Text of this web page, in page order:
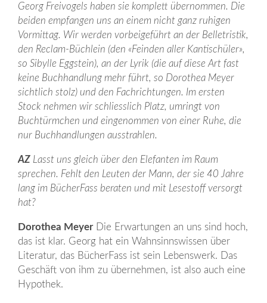
Georg Freivogels haben sie komplett übernommen. Die
beiden empfangen uns an einem nicht ganz ruhigen
Vormittag. Wir werden vorbeigeführt an der Belletristik,
den Reclam-Büchlein (den «Feinden aller Kantischüler»,
so Sibylle Eggstein), an der Lyrik (die auf diese Art fast
keine Buchhandlung mehr führt, so Dorothea Meyer
sichtlich stolz) und den Fachrichtungen. Im ersten
Stock nehmen wir schliesslich Platz, umringt von
Buchtürmchen und eingenommen von einer Ruhe, die
nur Buchhandlungen ausstrahlen.
AZ Lasst uns gleich über den Elefanten im Raum
sprechen. Fehlt den Leuten der Mann, der sie 40 Jahre
lang im BücherFass beraten und mit Lesestoff versorgt
hat?
Dorothea MeyerDie Erwartungen an uns sind hoch,
das ist klar. Georg hat ein Wahnsinnswissen über
Literatur, das BücherFass ist sein Lebenswerk. Das
Geschäft von ihm zu übernehmen, ist also auch eine
Hypothek.